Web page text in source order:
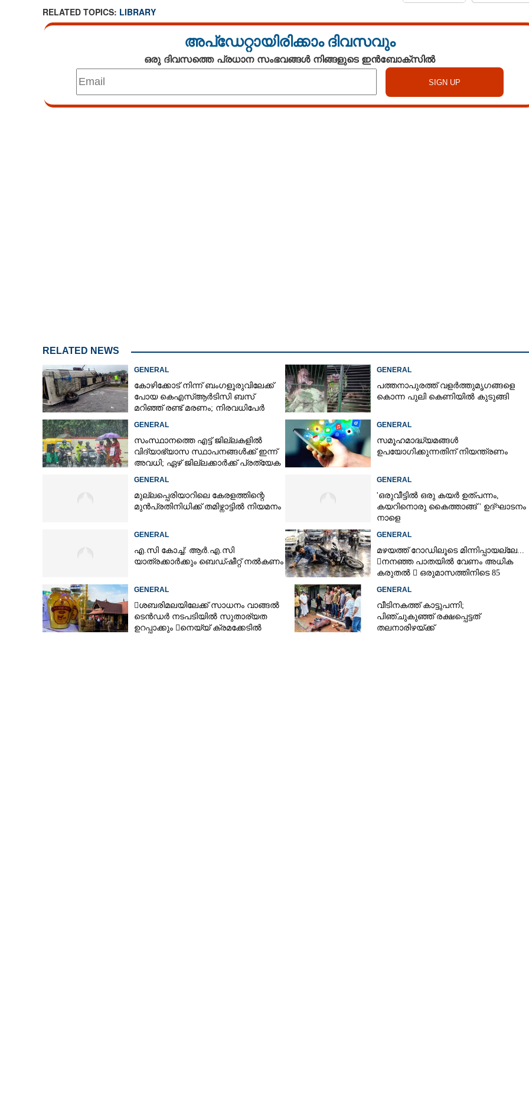
RELATED TOPICS: LIBRARY
അപ്ഡേറ്റായിരിക്കാം ദിവസവും
ഒരു ദിവസത്തെ പ്രധാന സംഭവങ്ങൾ നിങ്ങളുടെ ഇൻബോക്സിൽ
RELATED NEWS
GENERAL
കോഴിക്കോട് നിന്ന് ബംഗളൂരുവിലേക്ക്
പോയ കെഎസ്‌ആർടിസി ബസ്
മറിഞ്ഞ് രണ്ട് മരണം; നിരവധിപേർ
GENERAL
പത്തനാപുരത്ത് വളർത്തുമൃഗങ്ങളെ
കൊന്ന പുലി കെണിയിൽ കുടുങ്ങി
GENERAL
സംസ്ഥാനത്തെ എട്ട് ജില്ലകളിൽ
വിദ്യാഭ്യാസ സ്ഥാപനങ്ങൾക്ക് ഇന്ന്
അവധി; ഏഴ് ജില്ലക്കാർക്ക് പ്രത്യേക
GENERAL
സമൂഹമാദ്ധ്യമങ്ങൾ
ഉപയോഗിക്കുന്നതിന് നിയന്ത്രണം
GENERAL
മുല്ലപ്പെരിയാറിലെ കേരളത്തിന്റെ
മുൻപ്രതിനിധിക്ക് തമിഴ്നാട്ടിൽ നിയമനം
GENERAL
'ഒരുവീട്ടിൽ ഒരു കയർ ഉത്പന്നം,
കയറിനൊരു കൈത്താങ്ങ് ' ഉദ്ഘാടനം
നാളെ
GENERAL
എ.സി കോച്ച്: ആർ.എ.സി
യാത്രക്കാർക്കും ബെഡ്ഷീറ്റ് നൽകണം
GENERAL
മഴയത്ത് റോഡിലൂടെ മിന്നിപ്പായല്ലേ...
നനഞ്ഞ പാതയിൽ വേണം അധിക
കരുതൽ  ഒരുമാസത്തിനിടെ 85
GENERAL
ശബരിമലയിലേക്ക് സാധനം വാങ്ങൽ
ടെൻ‌ഡർ നടപടിയിൽ സുതാര്യത
ഉറപ്പാക്കും നെയ്യ് ക്രമക്കേടിൽ
GENERAL
വീടിനകത്ത് കാട്ടുപന്നി;
പിഞ്ചുകുഞ്ഞ് രക്ഷപ്പെട്ടത്
തലനാരിഴയ്ക്ക്
 സ്‌കൂളുകളിൽ ലൈബ്രേറിയൻ
തസ്തികയായില്ല, ലൈബ്രറി സയൻസ്
പഠിച്ചവർ പെരുവഴിയിൽ